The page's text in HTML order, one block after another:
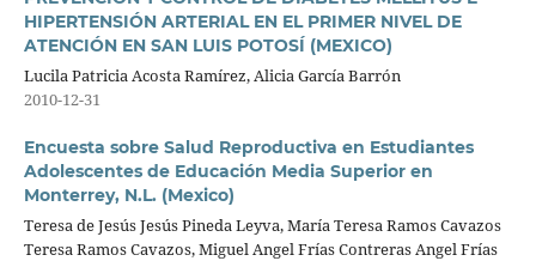
HIPERTENSIÓN ARTERIAL EN EL PRIMER NIVEL DE
ATENCIÓN EN SAN LUIS POTOSÍ (MEXICO)
Lucila Patricia Acosta Ramírez, Alicia García Barrón
2010-12-31
Encuesta sobre Salud Reproductiva en Estudiantes
Adolescentes de Educación Media Superior en
Monterrey, N.L. (Mexico)
Teresa de Jesús Jesús Pineda Leyva, María Teresa Ramos Cavazos
Teresa Ramos Cavazos, Miguel Angel Frías Contreras Angel Frías